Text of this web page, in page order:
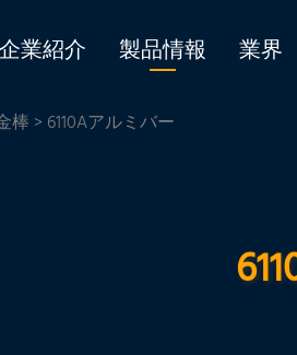
企業紹介 製品情報 業界
棒> 6110Aアルミバー